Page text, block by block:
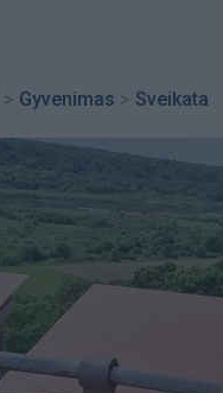
> Gyvenimas > Sveikata